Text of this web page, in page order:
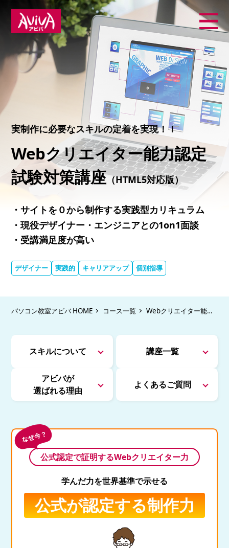
実制作に必要なスキルの定着を実現！！
Webクリエイター能力認定
試験対策講座 （HTML5対応版）
・サイトを０から制作する実践型カリキュラム
・現役デザイナー・エンジニアとの1on1面談
・受講満足度が高い
デザイナー 実践的 キャリアアップ 個別指導
パソコン教室アビバ HOME コース一覧 Webクリエイター能力
認定試験対策講座
スキルについて 講座一覧
アビバが
選ばれる理由
よくあるご質問
公式認定で証明するWebクリエイター力
学んだ力を世界基準で示せる
公式が認定する制作力